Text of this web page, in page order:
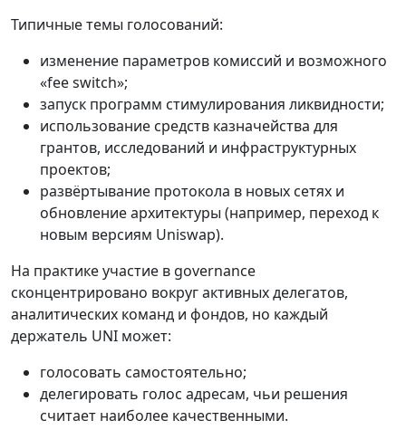
Типичные темы голосований:
изменение параметров комиссий и возможного
«fee switch»;
запуск программ стимулирования ликвидности;
использование средств казначейства для
грантов, исследований и инфраструктурных
проектов;
развёртывание протокола в новых сетях и
обновление архитектуры (например, переход к
новым версиям Uniswap).
На практике участие в governance
сконцентрировано вокруг активных делегатов,
аналитических команд и фондов, но каждый
держатель UNI может:
голосовать самостоятельно;
делегировать голос адресам, чьи решения
считает наиболее качественными.